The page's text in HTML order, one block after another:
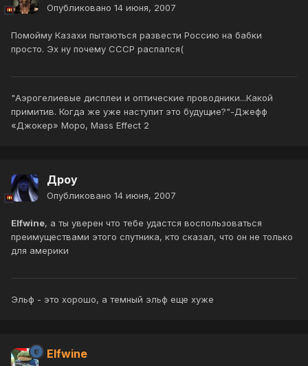
Опубликовано 14 июня, 2007
Помойму Казахи пытаються развести Россию на бабки
просто. Эх ну почему СССР распался(
"Аэрогелиевые дисплеи и оптические проводники...Какой
примитив. Когда же уже наступит это будущие?"-Джефф
«Джокер» Моро, Mass Effect 2
Дроу
Опубликовано 14 июня, 2007
Elfwine, а ты уверен что тебе удастся воспользоваться
преимуществами этого спутника, кто сказал, что он не только
для америки
Эльф - это хорошо, а темный эльф еще хуже
Elfwine